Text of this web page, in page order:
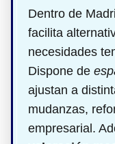
Dentro de
facilita
necesidades
Dispone de
ajustan a
mudanzas,
empresarial.